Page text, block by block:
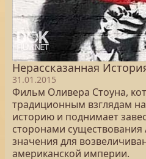
Нерассказанная
31.01.2015
Фильм Оливера Стоуна,
традиционным взглядам
историю и поднимает
сторонами существования
значения для
американской империи.